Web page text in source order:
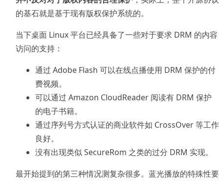
的基石就是基于现有版权保护系统的。
当下桌面 Linux 平台已经具备了一些对于要求 DRM 的内容
访问的支持：
通过 Adobe Flash 可以在线点播使用 DRM 保护的付
费视频。
可以通过 Amazon CloudReader 阅读有 DRM 保护
的电子书籍。
通过序列号方式认证的商业软件如 CrossOver 等工作
良好。
没有出现类似 SecureRom 之类的过分 DRM 实现。
最开始提到的第三种情况测复杂很多。蓝光播放的特殊性要